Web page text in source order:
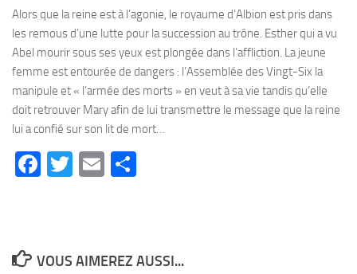
Alors que la reine est à l’agonie, le royaume d’Albion est pris dans
les remous d’une lutte pour la succession au trône. Esther qui a vu
Abel mourir sous ses yeux est plongée dans l’affliction. La jeune
femme est entourée de dangers : l’Assemblée des Vingt-Six la
manipule et « l’armée des morts » en veut à sa vie tandis qu’elle
doit retrouver Mary afin de lui transmettre le message que la reine
lui a confié sur son lit de mort…
Facebook
Twitter
Email
VOUS AIMEREZ AUSSI...